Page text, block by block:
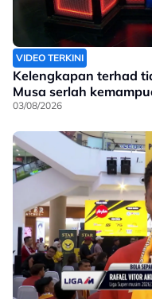
VIDEO TERKINI
Kelengkapan terhad
Musa serlah
03/08/2026